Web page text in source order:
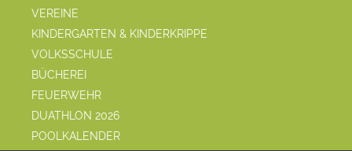
VEREINE
KINDERGARTEN & KINDERKRIPPE
VOLKSSCHULE
BÜCHEREI
FEUERWEHR
DUATHLON 2026
POOLKALENDER